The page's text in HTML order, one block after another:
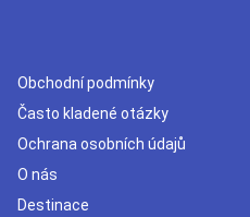
Obchodní podmínky
Často kladené otázky
Ochrana osobních údajů
O nás
Destinace